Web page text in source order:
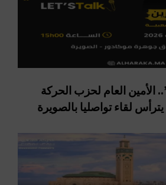
الأمين العام لحزب الحركة
لقاء تواصليا بالصويرة